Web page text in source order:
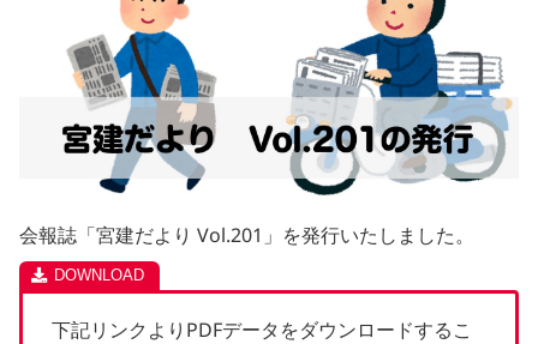
会報誌「宮建だより Vol.201」を発行いたしました。
下記リンクよりPDFデータをダウンロードするこ